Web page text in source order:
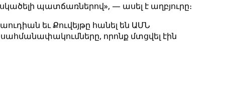
պատճառներով», — ասել է աղբյուրը։
եւ Քուվեյթը հանել են ԱՄՆ
որոնք մտցվել էին